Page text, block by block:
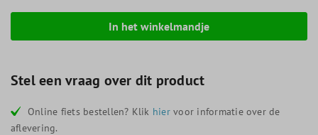
In het winkelmandje
Stel een vraag over dit product
Online fiets bestellen? Klik hiervoor informatie over de
aflevering.